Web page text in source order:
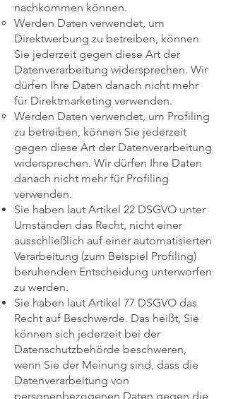
nachkommen können.
Werden Daten verwendet, um
Direktwerbung zu betreiben, können
Sie jederzeit gegen diese Art der
Datenverarbeitung widersprechen. Wir
dürfen Ihre Daten danach nicht mehr
für Direktmarketing verwenden.
Werden Daten verwendet, um Profiling
zu betreiben, können Sie jederzeit
gegen diese Art der Datenverarbeitung
widersprechen. Wir dürfen Ihre Daten
danach nicht mehr für Profiling
verwenden.
Sie haben laut Artikel 22 DSGVO unter
Umständen das Recht, nicht einer
ausschließlich auf einer automatisierten
Verarbeitung (zum Beispiel Profiling)
beruhenden Entscheidung unterworfen
zu werden.
Sie haben laut Artikel 77 DSGVO das
Recht auf Beschwerde. Das heißt, Sie
können sich jederzeit bei der
Datenschutzbehörde beschweren,
wenn Sie der Meinung sind, dass die
Datenverarbeitung von
personenbezogenen Daten gegen die